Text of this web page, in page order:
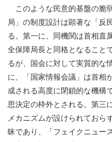
このような民意的基盤の脆
局」の制度設計は顕著な「反
る。第一に、同機関は首相直
全保障局長と同格となること
るが、国会に対して実質的な
に、「国家情報会議」は首相
成される高度に閉鎖的な機構
思決定の枠外とされる。第三
メカニズムが設けられておら
昧であり、「フェイクニュー